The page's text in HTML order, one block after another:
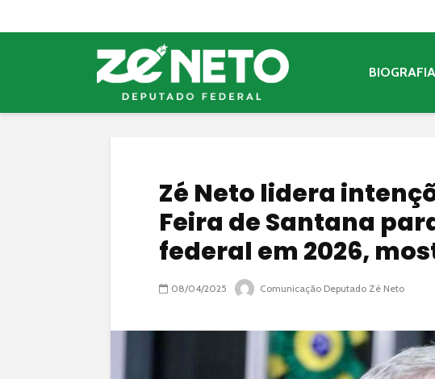
BIOGRAFIA
Zé Neto lidera
Feira de Santana
federal em 2026,
08/04/2025 Comunicação Deputado Zé Neto